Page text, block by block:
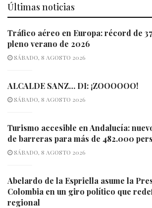
Últimas noticias
Tráfico aéreo en Europa: récord de
pleno verano de 2026
SÁBADO, 8 AGOSTO 2026
ALCALDE SANZ… DI: ¡ZOOOOOO!
SÁBADO, 8 AGOSTO 2026
Turismo accesible en Andalucía:
de barreras para más de 482.000
SÁBADO, 8 AGOSTO 2026
Abelardo de la Espriella asume la
Colombia en un giro político que
regional